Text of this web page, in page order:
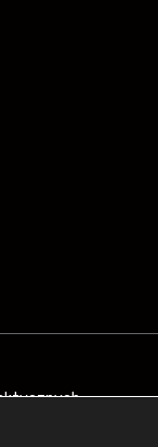
Powiadomień O